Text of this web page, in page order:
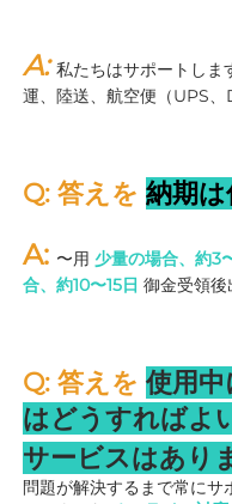
A: 私たちはサポートしま
運、陸送、航空便（UPS
Q: 答えを 納期は
A: 〜用 少量の場合、約3
合、約10〜15日 御金受領後
Q: 答えを 使用
はどうすればよ
サービスはあり
問題が解決するまで常にサ